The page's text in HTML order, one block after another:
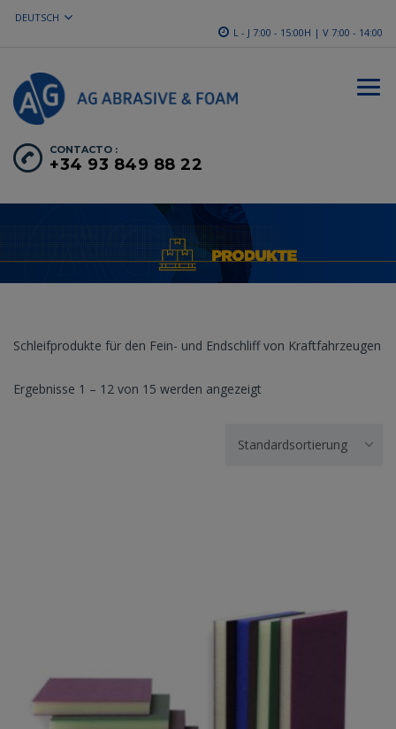
DEUTSCH
L - J 7:00 - 15:00H | V 7:00 - 14:00
CONTACTO :
+34 93 849 88 22
Schleifprodukte für den Fein- und Endschliff von Kraftfahrzeugen
Ergebnisse 1 – 12 von 15 werden angezeigt
Standardsortierung